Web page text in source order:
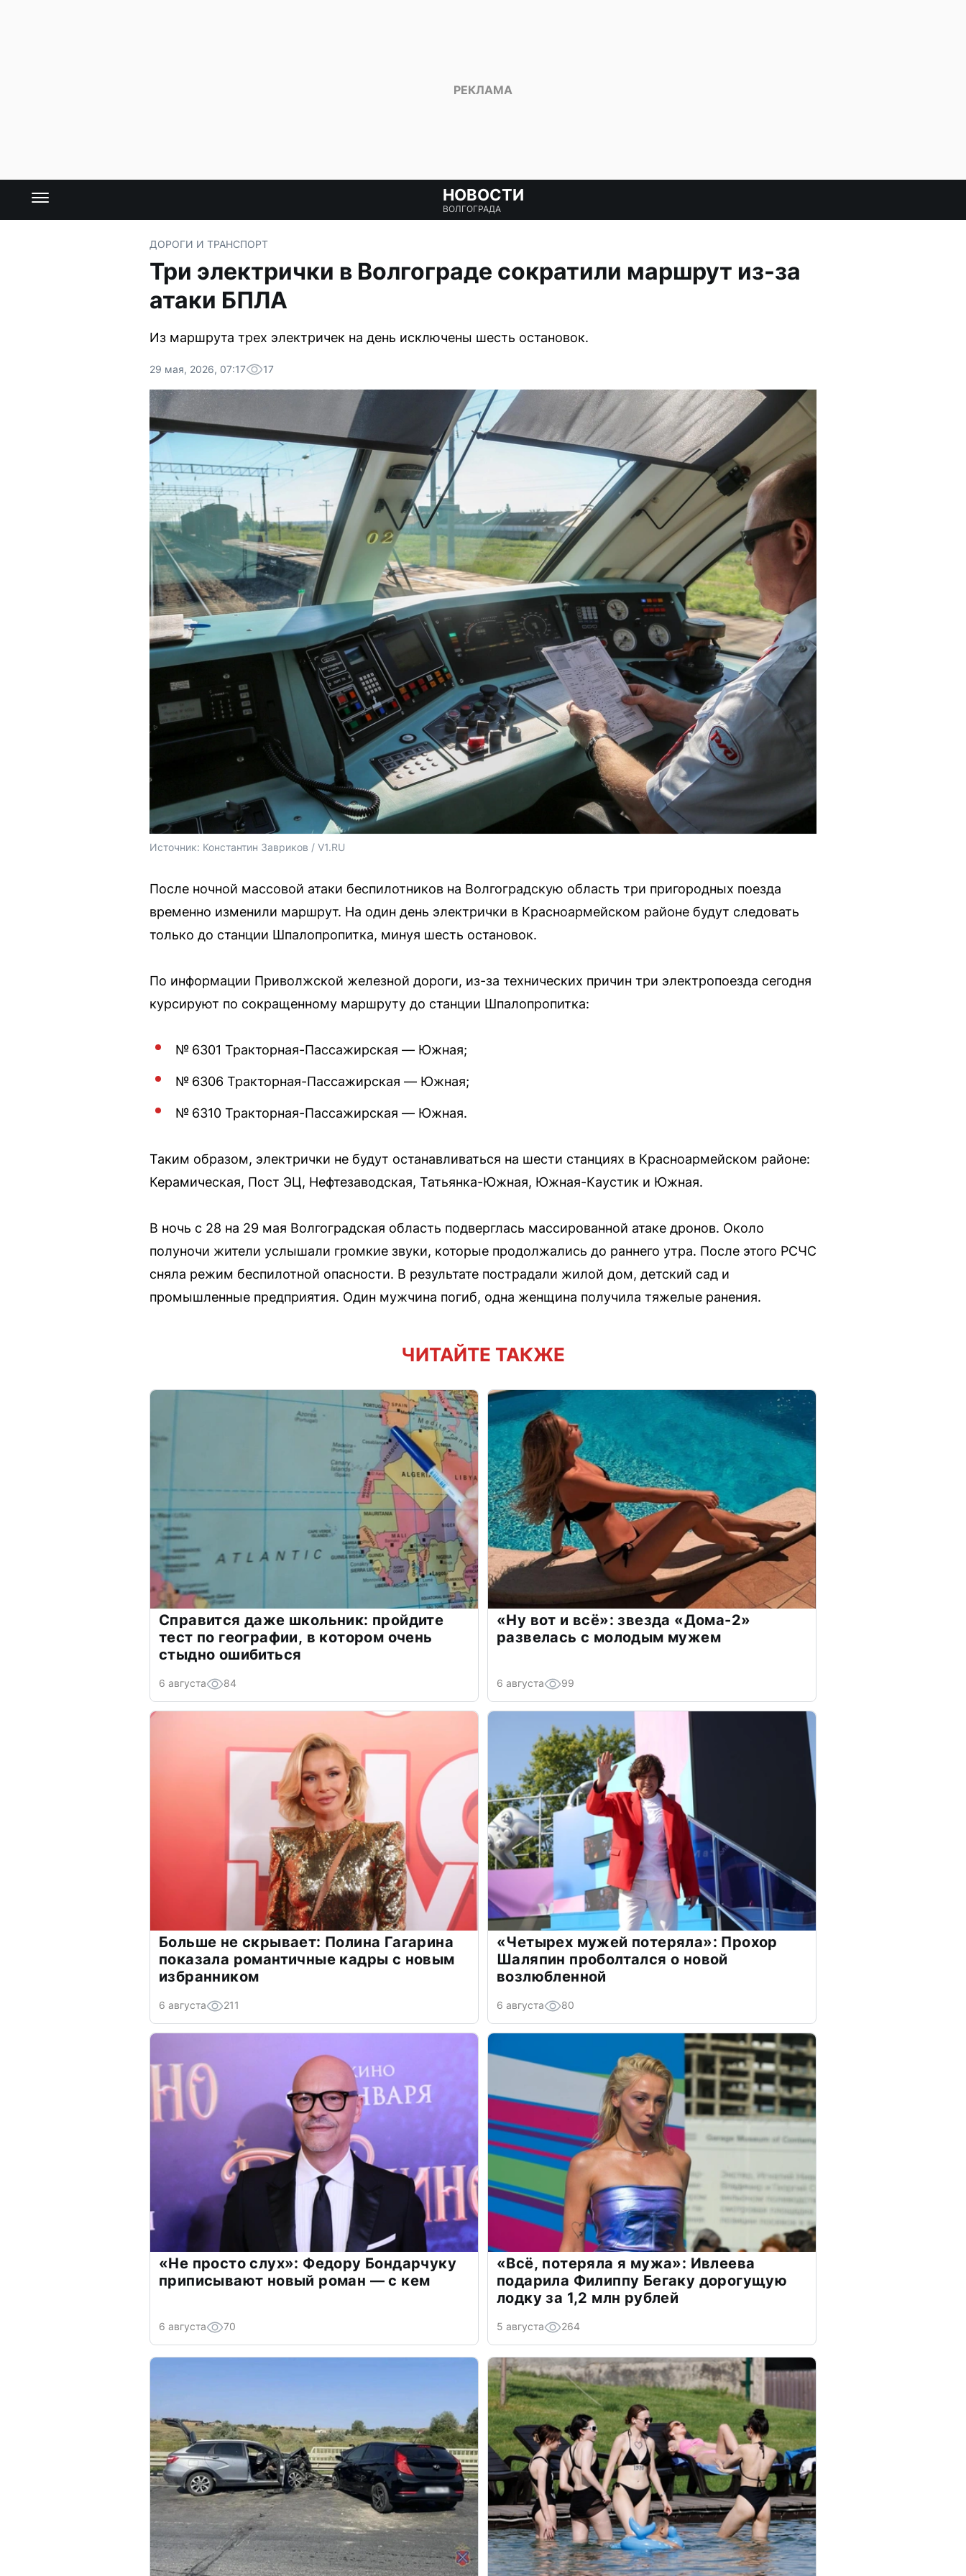
НОВОСТИ
ВОЛГОГРАДА
ДОРОГИ И ТРАНСПОРТ
Три электрички в Волгограде сократили маршрут из-за
атаки БПЛА
Из маршрута трех электричек на день исключены шесть остановок.
29 мая, 2026, 07:17 17
Источник: Константин Завриков / V1.RU
После ночной массовой атаки беспилотников на Волгоградскую область три пригородных поезда
временно изменили маршрут. На один день электрички в Красноармейском районе будут следовать
только до станции Шпалопропитка, минуя шесть остановок.
По информации Приволжской железной дороги, из-за технических причин три электропоезда сегодня
курсируют по сокращенному маршруту до станции Шпалопропитка:
№ 6301 Тракторная-Пассажирская — Южная;
№ 6306 Тракторная-Пассажирская — Южная;
№ 6310 Тракторная-Пассажирская — Южная.
Таким образом, электрички не будут останавливаться на шести станциях в Красноармейском районе:
Керамическая, Пост ЭЦ, Нефтезаводская, Татьянка-Южная, Южная-Каустик и Южная.
В ночь с 28 на 29 мая Волгоградская область подверглась массированной атаке дронов. Около
полуночи жители услышали громкие звуки, которые продолжались до раннего утра. После этого РСЧС
сняла режим беспилотной опасности. В результате пострадали жилой дом, детский сад и
промышленные предприятия. Один мужчина погиб, одна женщина получила тяжелые ранения.
ЧИТАЙТЕ ТАКЖЕ
Справится даже школьник: пройдите
тест по географии, в котором очень
стыдно ошибиться
6 августа 84
«Ну вот и всё»: звезда «Дома-2»
развелась с молодым мужем
6 августа 99
Больше не скрывает: Полина Гагарина
показала романтичные кадры с новым
избранником
6 августа 211
«Четырех мужей потеряла»: Прохор
Шаляпин проболтался о новой
возлюбленной
6 августа 80
«Не просто слух»: Федору Бондарчуку
приписывают новый роман — с кем
6 августа 70
«Всё, потеряла я мужа»: Ивлеева
подарила Филиппу Бегаку дорогущую
лодку за 1,2 млн рублей
5 августа 264